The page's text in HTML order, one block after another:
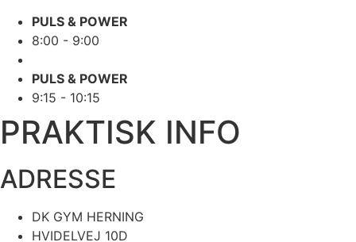
PULS & POWER
8:00 - 9:00
PULS & POWER
9:15 - 10:15
PRAKTISK INFO
ADRESSE
DK GYM HERNING
HVIDELVEJ 10D